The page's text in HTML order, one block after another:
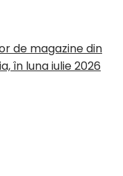
de magazine din
în luna iulie 2026